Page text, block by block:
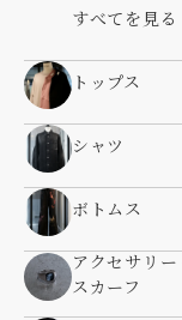
すべてを見る
トップス
シャツ
ボトムス
アクセサリー
スカーフ